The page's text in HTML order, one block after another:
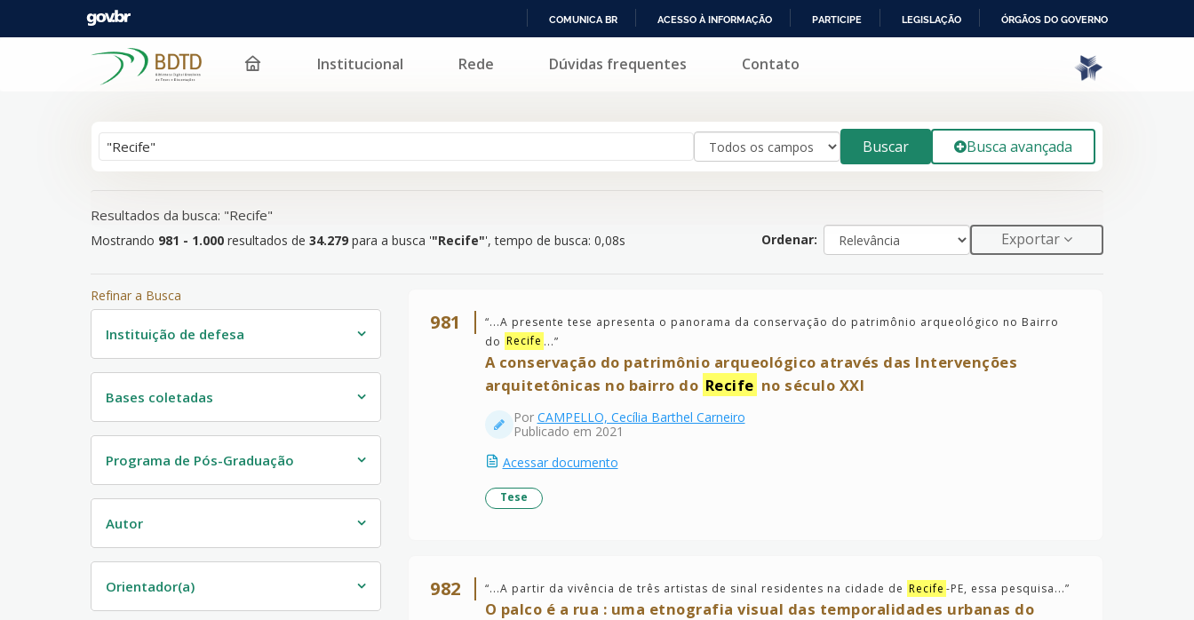
PARA
COMUNICA BR ACESSO À INFORMAÇÃO PARTICIPE LEGISLAÇÃO ÓRGÃOS DO GOVERNO
981 - 1.000resultados de 34.279 para a busca '"Recife"
Pular para o conteúdo Institucional Rede Dúvidas frequentes Contato
Buscar Busca avançada
Resultados da busca: "Recife"
Mostrando 981 - 1.000 resultados de 34.279 para a busca '"Recife"', tempo de busca: 0,08s Ordenar: Exportar
981 “...A presente tese apresenta o panorama da conservação do patrimônio arqueológico no Bairro
do Recife ...”
A conservação do patrimônio arqueológico através das Intervenções
arquitetônicas no bairro do Recife no século XXI
Por CAMPELLO, Cecília Barthel Carneiro
Publicado em 2021
Acessar documento
Tese
982 “...A partir da vivência de três artistas de sinal residentes na cidade de Recife -PE, essa pesquisa...”
O palco é a rua : uma etnografia visual das temporalidades urbanas do
Refinar a Busca
Instituição de defesa
Bases coletadas
Programa de Pós-Graduação
Autor
Orientador(a)